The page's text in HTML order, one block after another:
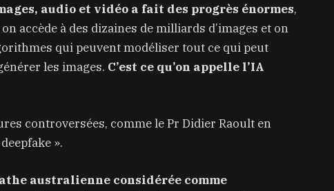
audio et vidéo a fait des progrès énormes,
accède à des dizaines de milliards d’images et on
qui peuvent modéliser tout ce qui peut
les images. C’est ce qu’on appelle l’IA
controversées, comme le Pr Didier Raoult en
».
australienne considérée comme